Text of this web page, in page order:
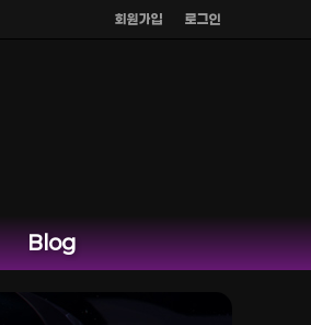
회원가입 로그인
다른 채팅은 운영하지 않습니다.
Blog